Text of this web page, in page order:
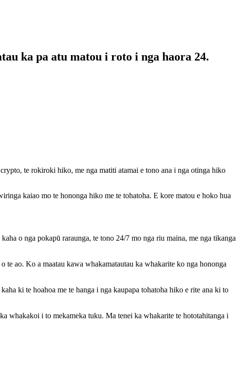
ka pa atu matou i roto i nga haora 24.
te rokiroki hiko, me nga matiti atamai e tono ana i nga otinga hiko
kaiao mo te hononga hiko me te tohatoha. E kore matou e hoko hua
o nga pokapū raraunga, te tono 24/7 mo nga riu maina, me nga tikanga
ao. Ko a maatau kawa whakamatautau ka whakarite ko nga hononga
ki te hoahoa me te hanga i nga kaupapa tohatoha hiko e rite ana ki to
i to mekameka tuku. Ma tenei ka whakarite te hototahitanga i